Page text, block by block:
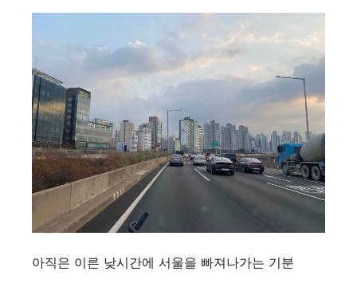
아직은 이른 낮시간에 서울을 빠져나가는 기분